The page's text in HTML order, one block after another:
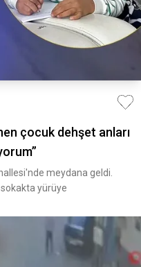
çocuk dehşet anları
meydana geldi.
yürüye